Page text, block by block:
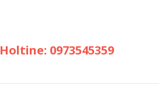
Holtine: 0973545359